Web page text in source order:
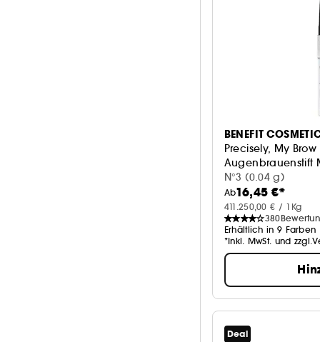
BENEFIT
Precisely, My
Augenbrauenstift
Ultrafeiner
N°3 (0.04 g)
Ab16,45 €*
411.250,00 € / 1Kg
380
Erhältlich in 9 Farben
*Inkl. MwSt. und
Deal